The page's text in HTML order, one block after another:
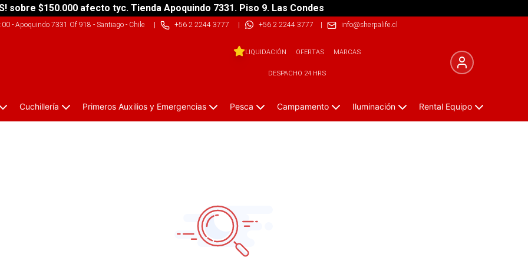
sobre $150.000 afecto tyc. Tienda Apoquindo 7331. Piso 9. Las Condes
- Apoquindo 7331 Of 918 - Santiago - Chile| +56 2 2244 3777 | +56 2 2244 3777 | info@sherpalife.cl
LIQUIDACIÓN OFERTAS MARCAS
DESPACHO 24 HRS
Cuchillería Primeros Auxilios y Emergencias Pesca Campamento Iluminación Rental Equipo